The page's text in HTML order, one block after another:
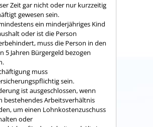
Zeit gar nicht oder nur kurzzeitig
gewesen sein.
ein minderjähriges Kind
oder ist die Person
muss die Person in den
5 Jahren Bürgergeld bezogen
muss
sein.
ist ausgeschlossen, wenn
bestehendes Arbeitsverhältnis
um einen Lohnkostenzuschuss
oder